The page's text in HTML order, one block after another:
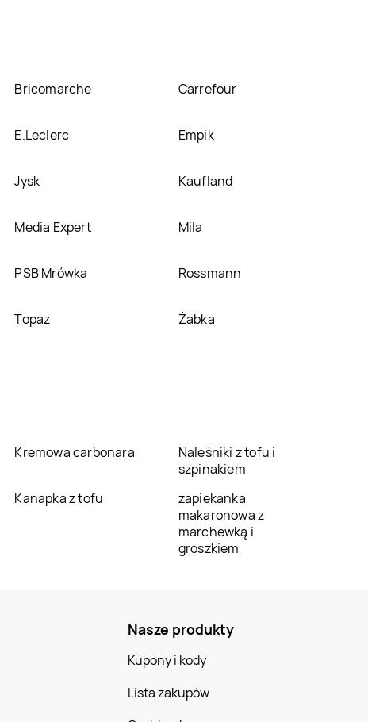
Bricomarche Carrefour
E.Leclerc Empik
Jysk Kaufland
Media Expert Mila
PSB Mrówka Rossmann
Topaz Żabka
Kremowa carbonara
Naleśniki z tofu i
szpinakiem
Kanapka z tofu
zapiekanka
makaronowa z
marchewką i
groszkiem
Nasze produkty
Kupony i kody
Lista zakupów